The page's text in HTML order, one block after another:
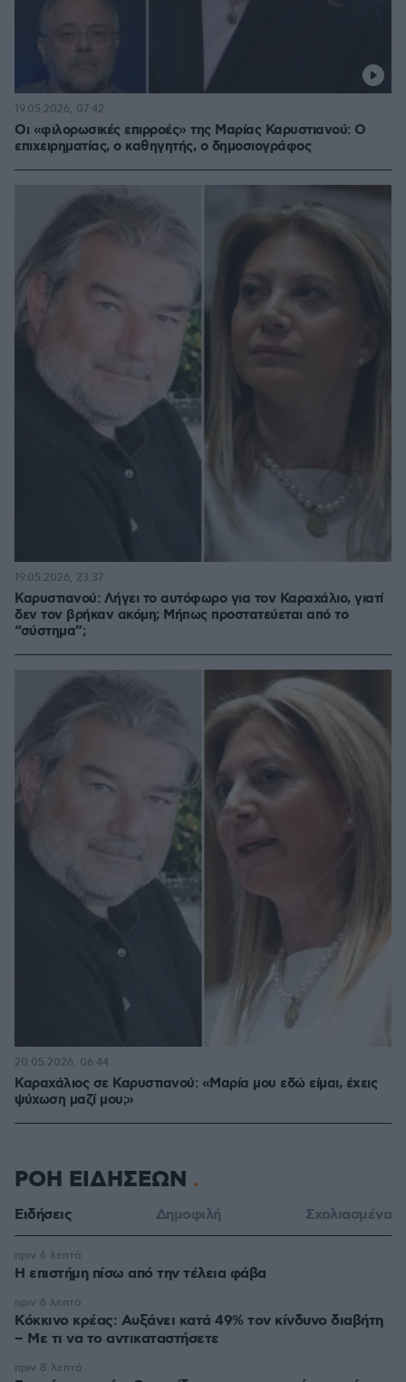
Οι «φιλορωσικές επιρροές» της Μαρίας Καρυστιανού: Ο
επιχειρηματίας, ο καθηγητής, ο δημοσιογράφος
19.05.2026, 07:42
Καρυστιανού: Λήγει το αυτόφωρο για τον Καραχάλιο, γιατί
δεν τον βρήκαν ακόμη; Μήπως προστατεύεται από το
“σύστημα”;
19.05.2026, 23:37
Καραχάλιος σε Καρυστιανού: «Μαρία μου εδώ είμαι, έχεις
ψύχωση μαζί μου;»
20.05.2026, 06:44
ΡΟΗ ΕΙΔΗΣΕΩΝ
Ειδήσεις Δημοφιλή Σχολιασμένα
Η επιστήμη πίσω από την τέλεια φάβα
πριν 6 λεπτά
Κόκκινο κρέας: Αυξάνει κατά 49% τον κίνδυνο διαβήτη
– Με τι να το αντικαταστήσετε
πριν 6 λεπτά
πριν 8 λεπτά